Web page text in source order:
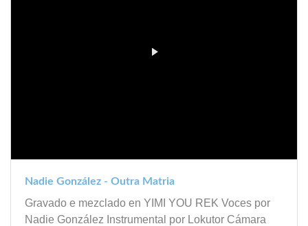
Nadie González - Outra Matria
Gravado e mezclado en YIMI YOU REK Voces por
Nadie González Instrumental por Lokutor Cámara